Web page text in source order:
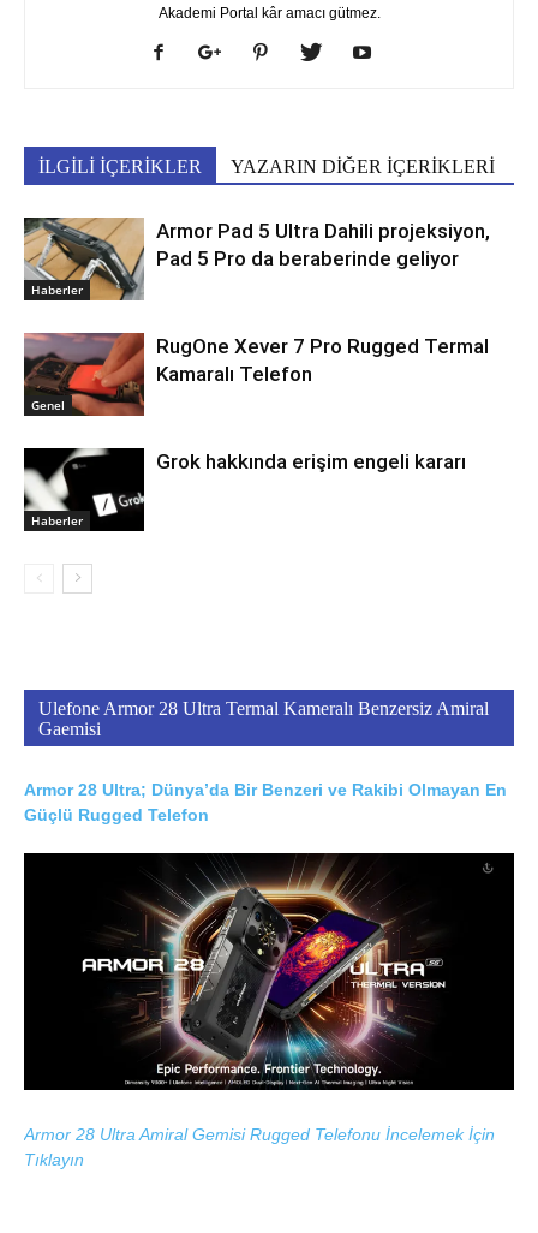
Akademi Portal kâr amacı gütmez.
İLGİLİ İÇERİKLER YAZARIN DİĞER İÇERİKLERİ
Haberler
Armor Pad 5 Ultra Dahili projeksiyon,
Pad 5 Pro da beraberinde geliyor
Genel
RugOne Xever 7 Pro Rugged Termal
Kamaralı Telefon
Haberler
Grok hakkında erişim engeli kararı
Ulefone Armor 28 Ultra Termal Kameralı Benzersiz Amiral
Gaemisi
Armor 28 Ultra; Dünya’da Bir Benzeri ve Rakibi Olmayan En
Güçlü Rugged Telefon
Armor 28 Ultra Amiral Gemisi Rugged Telefonu İncelemek İçin
Tıklayın